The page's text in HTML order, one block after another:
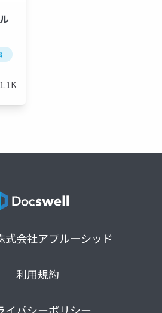
1.1K
式会社アプルーシッド
利用規約
イバシーポリシー